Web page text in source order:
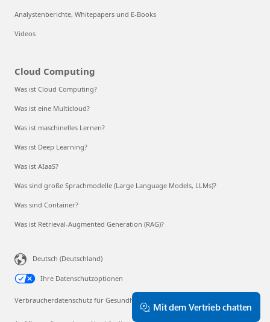
Analystenberichte, Whitepapers und E-Books
Videos
Cloud Computing
Was ist Cloud Computing?
Was ist eine Multicloud?
Was ist maschinelles Lernen?
Was ist Deep Learning?
Was ist AIaaS?
Was sind große Sprachmodelle (Large Language Models, LLMs)?
Was sind Container?
Was ist Retrieval-Augmented Generation (RAG)?
Deutsch (Deutschland)
Ihre Datenschutzoptionen
Verbraucherdatenschutz für Gesundheitsdaten
Mit dem Vertrieb chatten